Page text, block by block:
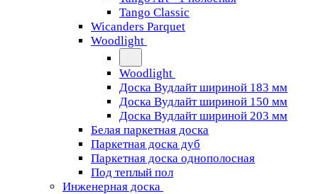
Tango Classiс
Wicanders Parquet
Woodlight
Woodlight
Доска Вудлайт шириной 183 мм
Доска Вудлайт шириной 150 мм
Доска Вудлайт шириной 203 мм
Белая паркетная доска
Паркетная доска дуб
Паркетная доска однополосная
Под теплый пол
Инженерная доска